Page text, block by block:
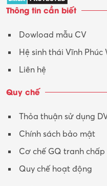
Tư vấn
Tư vấn – Kiến trúc
Y tế-Dược
Thông tin cần biết
Dowload mẫu CV
Hệ sinh thái Vĩnh Phúc
Liên hệ
Quy chế
Thỏa thuận sử dụng
Chính sách bảo mật
Cơ chế GQ tranh chấp
Quy chế hoạt động